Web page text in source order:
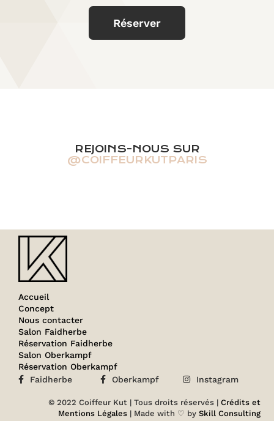
Réserver
REJOINS-NOUS SUR
@COIFFEURKUTPARIS
Accueil
Concept
Nous contacter
Salon Faidherbe
Réservation Faidherbe
Salon Oberkampf
Réservation Oberkampf
Faidherbe
Oberkampf Instagram
© 2022 Coiffeur Kut | Tous droits réservés | Crédits et
Mentions Légales| Made with ♡ by Skill Consulting